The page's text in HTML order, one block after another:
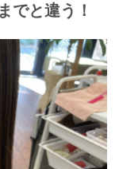
でと違う！